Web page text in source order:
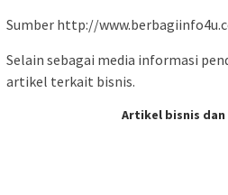
Sumber http://
Selain sebagai media informasi
artikel terkait bisnis.
Artikel bisnis